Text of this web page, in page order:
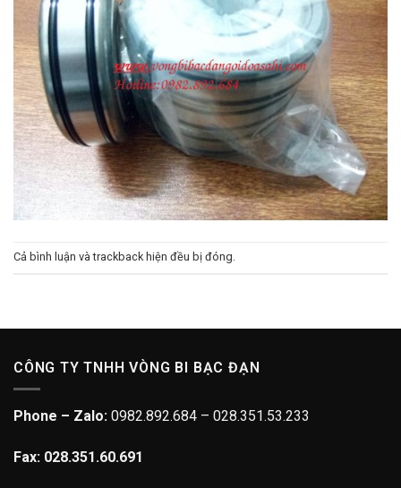
Cả bình luận và trackback hiện đều bị đóng.
CÔNG TY TNHH VÒNG BI BẠC ĐẠN
Phone – Zalo: 0982.892.684 – 028.351.53.233
Fax: 028.351.60.691